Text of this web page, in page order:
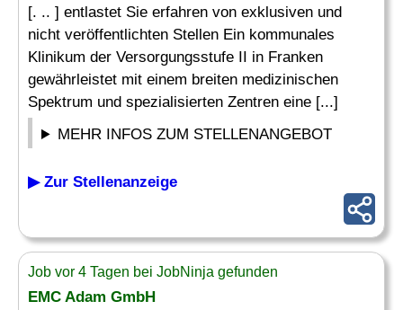
[. .. ] entlastet Sie erfahren von exklusiven und
nicht veröffentlichten Stellen Ein kommunales
Klinikum der Versorgungsstufe II in Franken
gewährleistet mit einem breiten medizinischen
Spektrum und spezialisierten Zentren eine [...]
MEHR INFOS ZUM STELLENANGEBOT
▶ Zur Stellenanzeige
Job vor 4 Tagen bei JobNinja gefunden
EMC Adam GmbH